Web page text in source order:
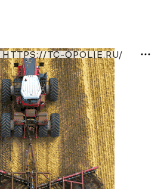
TC-OPOLIE.RU/